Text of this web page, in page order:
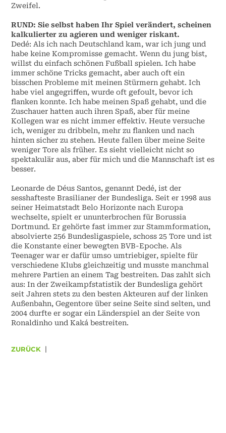
Zweifel.
RUND: Sie selbst haben Ihr Spiel verändert, scheinen
kalkulierter zu agieren und weniger riskant.
Dedé: Als ich nach Deutschland kam, war ich jung und
habe keine Kompromisse gemacht. Wenn du jung bist,
willst du einfach schönen Fußball spielen. Ich habe
immer schöne Tricks gemacht, aber auch oft ein
bisschen Probleme mit meinen Stürmern gehabt. Ich
habe viel angegriffen, wurde oft gefoult, bevor ich
flanken konnte. Ich habe meinen Spaß gehabt, und die
Zuschauer hatten auch ihren Spaß, aber für meine
Kollegen war es nicht immer effektiv. Heute versuche
ich, weniger zu dribbeln, mehr zu flanken und nach
hinten sicher zu stehen. Heute fallen über meine Seite
weniger Tore als früher. Es sieht vielleicht nicht so
spektakulär aus, aber für mich und die Mannschaft ist es
besser.
Leonarde de Déus Santos, genannt Dedé, ist der
sesshafteste Brasilianer der Bundesliga. Seit er 1998 aus
seiner Heimatstadt Belo Horizonte nach Europa
wechselte, spielt er ununterbrochen für Borussia
Dortmund. Er gehörte fast immer zur Stammformation,
absolvierte 256 Bundesligaspiele, schoss 25 Tore und ist
die Konstante einer bewegten BVB-Epoche. Als
Teenager war er dafür umso umtriebiger, spielte für
verschiedene Klubs gleichzeitig und musste manchmal
mehrere Partien an einem Tag bestreiten. Das zahlt sich
aus: In der Zweikampfstatistik der Bundesliga gehört
seit Jahren stets zu den besten Akteuren auf der linken
Außenbahn, Gegentore über seine Seite sind selten, und
2004 durfte er sogar ein Länderspiel an der Seite von
Ronaldinho und Kaká bestreiten.
ZURÜCK |